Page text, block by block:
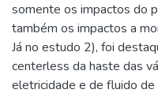
somente os impactos do
também os impactos a
Já no estudo 2), foi
centerless da haste das
eletricidade e de fluido